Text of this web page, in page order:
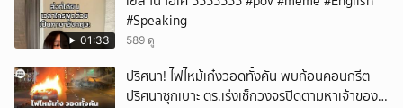
01:33
#Speaking
589 ดู
ปริศนา! ไฟไหม้เก๋งวอดทั้งคัน พบก้อนคอนกรีต
ปริศนาซุกเบาะ ตร.เร่งเช็กวงจรปิดตามหาเจ้าของ